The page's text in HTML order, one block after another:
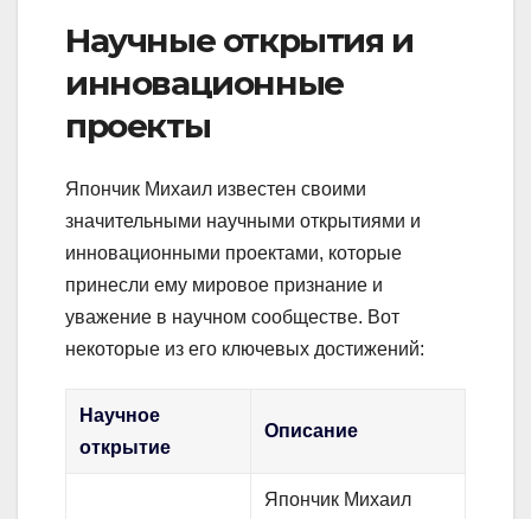
Научные открытия и
инновационные
проекты
Япончик Михаил известен своими
значительными научными открытиями и
инновационными проектами, которые
принесли ему мировое признание и
уважение в научном сообществе. Вот
некоторые из его ключевых достижений:
Научное
открытие
Описание
Япончик Михаил